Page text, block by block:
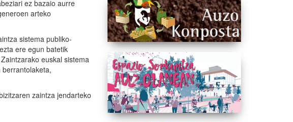
ez bazaio aurre
arteko
sistema publiko-
ere egun batetik
euskal sistema
zaintza jendarteko